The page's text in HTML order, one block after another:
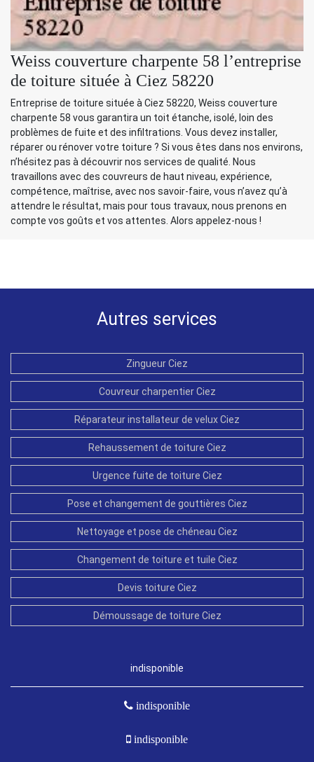
Weiss couverture charpente 58 l’entreprise
de toiture située à Ciez 58220
Entreprise de toiture située à Ciez 58220, Weiss couverture
charpente 58 vous garantira un toit étanche, isolé, loin des
problèmes de fuite et des infiltrations. Vous devez installer,
réparer ou rénover votre toiture ? Si vous êtes dans nos environs,
n’hésitez pas à découvrir nos services de qualité. Nous
travaillons avec des couvreurs de haut niveau, expérience,
compétence, maîtrise, avec nos savoir-faire, vous n’avez qu’à
attendre le résultat, mais pour tous travaux, nous prenons en
compte vos goûts et vos attentes. Alors appelez-nous !
Autres services
Zingueur Ciez
Couvreur charpentier Ciez
Réparateur installateur de velux Ciez
Rehaussement de toiture Ciez
Urgence fuite de toiture Ciez
Pose et changement de gouttières Ciez
Nettoyage et pose de chéneau Ciez
Changement de toiture et tuile Ciez
Devis toiture Ciez
Démoussage de toiture Ciez
indisponible
indisponible
indisponible